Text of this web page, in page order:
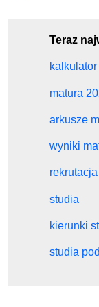
Teraz
matura
arkusze
wyniki
studia
kierunki
studia